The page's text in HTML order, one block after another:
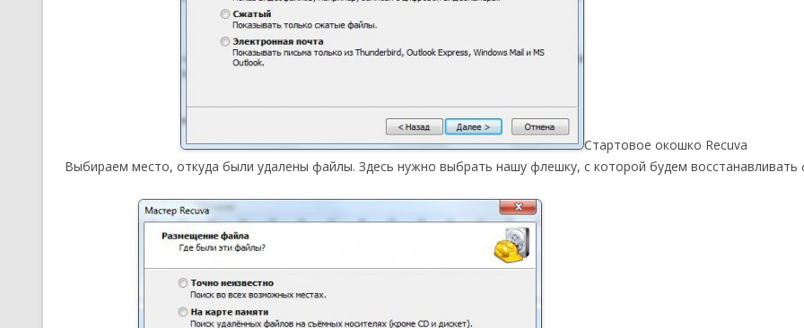
Стартовое окошко Recuva
Выбираем место, откуда были удалены файлы. Здесь нужно выбрать нашу флешку, с которой будем восстанавливать